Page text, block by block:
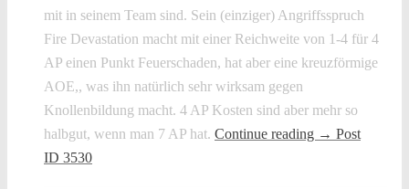
mit in seinem Team sind. Sein (einziger) Angriffsspruch
Fire Devastation macht mit einer Reichweite von 1-4 für 4
AP einen Punkt Feuerschaden, hat aber eine kreuzförmige
AOE,, was ihn natürlich sehr wirksam gegen
Knollenbildung macht. 4 AP Kosten sind aber mehr so
halbgut, wenn man 7 AP hat. Continue reading → Post
ID 3530